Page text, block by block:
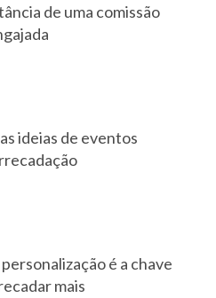
de uma comissão
ideias de eventos
é a chave
mais